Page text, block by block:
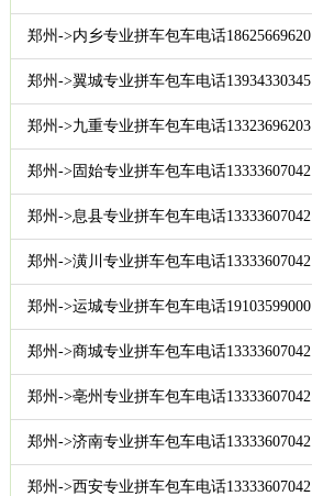
郑州->内乡专业拼车包车电话18625669620
郑州->翼城专业拼车包车电话13934330345
郑州->九重专业拼车包车电话13323696203
郑州->固始专业拼车包车电话13333607042
郑州->息县专业拼车包车电话13333607042
郑州->潢川专业拼车包车电话13333607042
郑州->运城专业拼车包车电话19103599000
郑州->商城专业拼车包车电话13333607042
郑州->亳州专业拼车包车电话13333607042
郑州->济南专业拼车包车电话13333607042
郑州->西安专业拼车包车电话13333607042